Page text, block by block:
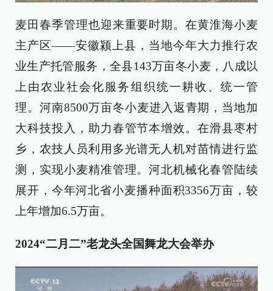
麦田春季管理也迎来重要时期。在黄淮海小麦
主产区——安徽颍上县，当地今年大力推行农
业生产托管服务，全县143万亩冬小麦，八成以
上由农业社会化服务组织统一耕收、统一管
理。河南8500万亩冬小麦进入返青期，当地加
大科技投入，助力春管节本增效。在滑县枣村
乡，农技人员利用多光谱无人机对苗情进行监
测，实现小麦精准管理。河北机械化春管陆续
展开，今年河北省小麦播种面积3356万亩，较
上年增加6.5万亩。
2024“二月二”老龙头全国舞龙大会举办